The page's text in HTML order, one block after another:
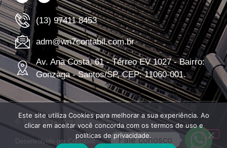
(13) 97411 8453
adm@wn7contabil.com.br
Av. Ana Costa, 61 - Térreo EV 1027 - Bairro:
Gonzaga - Santos/SP, CEP: 11060-001.
© Todos os Direitos Reservados
Desenvolvido por Contabilit
Este site utiliza Cookies para melhorar a sua experiência. Ao
clicar em aceitar você concorda com os termos de uso e
políticas de privacidade.
Fale conosco